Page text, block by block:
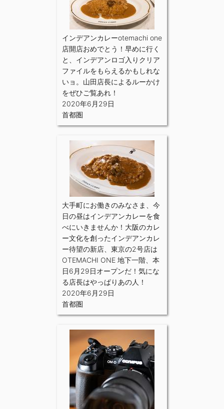
インデアンカレーotemachi one
店開店おめでとう！早めに行く
と、インデアンロゴ入りクリア
ファイルをもらえるかもしれな
いョ。山田店長によるルーかけ
をぜひご覧あれ！
2020年6月29日
首都圏
大手町にお働きのみなさま、今
日の昼はインデアンカレーを食
べにいきませんか！大阪のカレ
ー文化を創ったインデアンカレ
ー待望の新店、東京の2号店は
OTEMACHI ONE 地下一階、本
日6月29日オープンだ！気にな
る店長はやっぱりあの人！
2020年6月29日
首都圏